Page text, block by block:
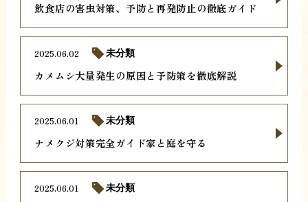
飲食店の害虫対策、予防と再発防止の徹底ガイド
カメムシ大量発生の原因と予防策を徹底解説
2025.06.02 未分類
ナメクジ対策完全ガイド家と庭を守る
2025.06.01 未分類
2025.06.01 未分類